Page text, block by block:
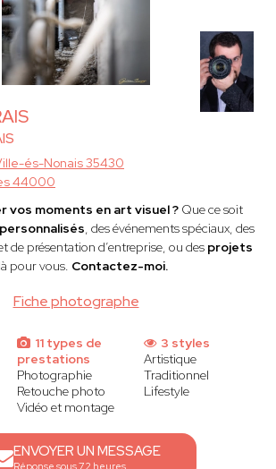
Fiche photographe
és-Nonais 35430
44000
vos moments en art visuel ? Que ce soit
, des événements spéciaux, des
de présentation d’entreprise, ou des projets
pour vous. Contactez-moi.
11 types de
prestations
Photographie
Retouche photo
Vidéo et montage
3 styles
Artistique
Traditionnel
Lifestyle
ENVOYER UN MESSAGE
Réponse sous 72 heures